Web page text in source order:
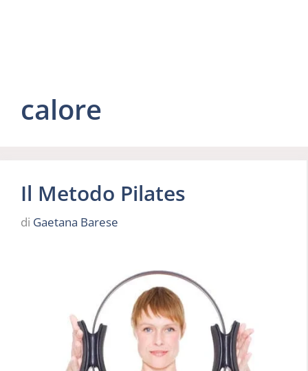
calore
Il Metodo Pilates
di Gaetana Barese